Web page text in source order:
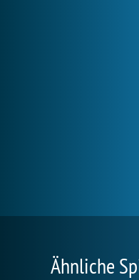
Ähnliche